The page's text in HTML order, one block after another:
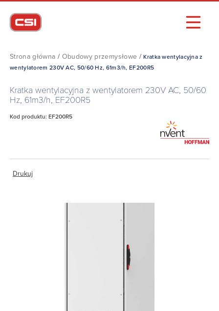
Strona główna / Obudowy przemysłowe /Kratka wentylacyjna z
wentylatorem 230V AC, 50/60 Hz, 61m3/h, EF200R5
Kratka wentylacyjna z wentylatorem 230V AC, 50/60
Hz, 61m3/h, EF200R5
Kod produktu: EF200R5
Drukuj